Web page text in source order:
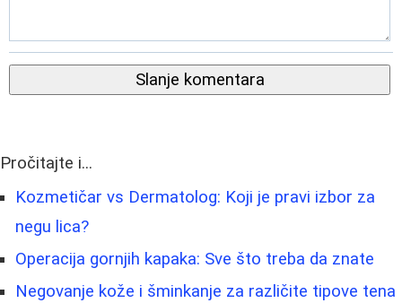
Slanje komentara
Pročitajte i...
Kozmetičar vs Dermatolog: Koji je pravi izbor za
negu lica?
Operacija gornjih kapaka: Sve što treba da znate
Negovanje kože i šminkanje za različite tipove tena